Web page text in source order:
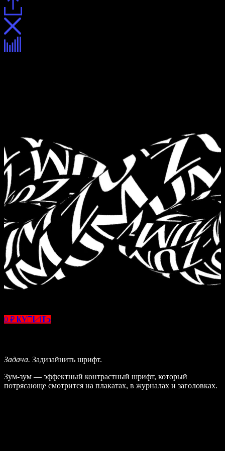
0 ₽ Купить
Задача. Задизайнить шрифт.
Зум-зум — эффектный контрастный шрифт, который
потрясающе смотрится на плакатах, в журналах и заголовках.